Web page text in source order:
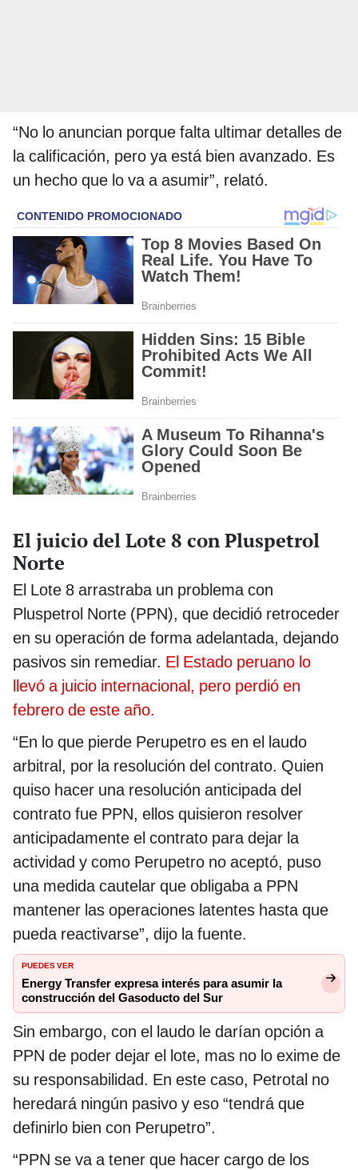
“No lo anuncian porque falta ultimar detalles de
la calificación, pero ya está bien avanzado. Es
un hecho que lo va a asumir”, relató.
El juicio del Lote 8 con Pluspetrol
Norte
El Lote 8 arrastraba un problema con
Pluspetrol Norte (PPN), que decidió retroceder
en su operación de forma adelantada, dejando
pasivos sin remediar. El Estado peruano lo
llevó a juicio internacional, pero perdió en
febrero de este año.
“En lo que pierde Perupetro es en el laudo
arbitral, por la resolución del contrato. Quien
quiso hacer una resolución anticipada del
contrato fue PPN, ellos quisieron resolver
anticipadamente el contrato para dejar la
actividad y como Perupetro no aceptó, puso
una medida cautelar que obligaba a PPN
mantener las operaciones latentes hasta que
pueda reactivarse”, dijo la fuente.
PUEDES VER
Energy Transfer expresa interés para asumir la
construcción del Gasoducto del Sur
Sin embargo, con el laudo le darían opción a
PPN de poder dejar el lote, mas no lo exime de
su responsabilidad. En este caso, Petrotal no
heredará ningún pasivo y eso “tendrá que
definirlo bien con Perupetro”.
“PPN se va a tener que hacer cargo de los